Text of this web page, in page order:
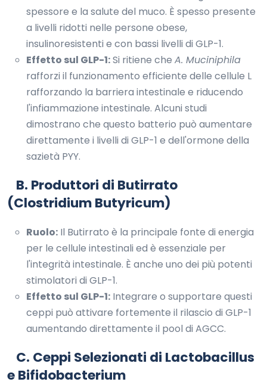
spessore e la salute del muco. È spesso presente
a livelli ridotti nelle persone obese,
insulinoresistenti e con bassi livelli di GLP-1.
Effetto sul GLP-1:Si ritiene che A. Muciniphila
rafforzi il funzionamento efficiente delle cellule L
rafforzando la barriera intestinale e riducendo
l'infiammazione intestinale. Alcuni studi
dimostrano che questo batterio può aumentare
direttamente i livelli di GLP-1 e dell'ormone della
sazietà PYY.
B. Produttori di Butirrato
(Clostridium Butyricum)
Ruolo: Il Butirrato è la principale fonte di energia
per le cellule intestinali ed è essenziale per
l'integrità intestinale. È anche uno dei più potenti
stimolatori di GLP-1.
Effetto sul GLP-1: Integrare o supportare questi
ceppi può attivare fortemente il rilascio di GLP-1
aumentando direttamente il pool di AGCC.
C. Ceppi Selezionati di Lactobacillus
e Bifidobacterium